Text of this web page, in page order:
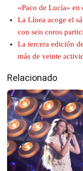
«Paco de Lucía» en
La Línea acoge el
con seis coros
La tercera edición
más de veinte
Relacionado